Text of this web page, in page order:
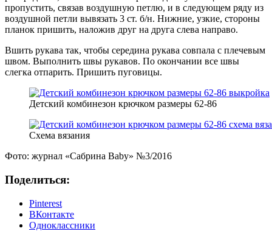
пропустить, связав воздушную петлю, и в следующем ряду из
воздушной петли вывязать 3 ст. б/н. Нижние, узкие, стороны
планок пришить, наложив друг на друга слева направо.
Вшить рукава так, чтобы середина рукава совпала с плечевым
швом. Выполнить швы рукавов. По окончании все швы
слегка отпарить. Пришить пуговицы.
Детский комбинезон крючком размеры 62-86
Схема вязания
Фото: журнал «Сабрина Baby» №3/2016
Поделиться:
Pinterest
ВКонтакте
Одноклассники